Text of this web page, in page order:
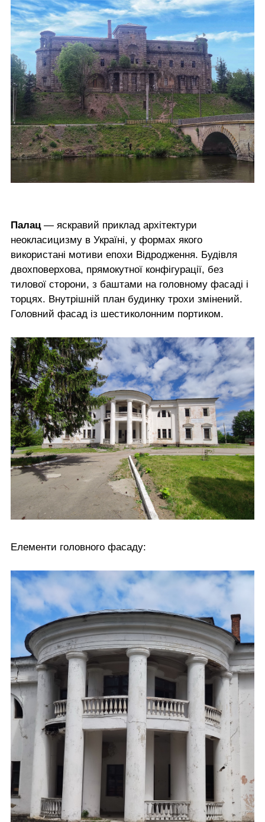
Палац — яскравий приклад архітектури
неокласицизму в Україні, у формах якого
використані мотиви епохи Відродження. Будівля
двохповерхова, прямокутної конфігурації, без
тилової сторони, з баштами на головному фасаді і
торцях. Внутрішній план будинку трохи змінений.
Головний фасад із шестиколонним портиком.
Елементи головного фасаду: